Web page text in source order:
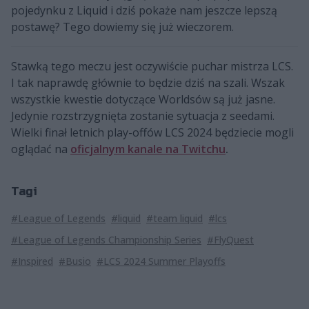
pojedynku z Liquid i dziś pokaże nam jeszcze lepszą
postawę? Tego dowiemy się już wieczorem.
Stawką tego meczu jest oczywiście puchar mistrza LCS.
I tak naprawdę głównie to będzie dziś na szali. Wszak
wszystkie kwestie dotyczące Worldsów są już jasne.
Jedynie rozstrzygnięta zostanie sytuacja z seedami.
Wielki finał letnich play-offów LCS 2024 będziecie mogli
oglądać na oficjalnym kanale na Twitchu.
Tagi
#League of Legends #liquid #team liquid #lcs
#League of Legends Championship Series #FlyQuest
#Inspired #Busio #LCS 2024 Summer Playoffs